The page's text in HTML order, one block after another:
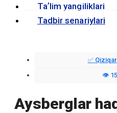
Taʼlim yangiliklari
Tadbir senariylari
✅
👁️
Aysberglar